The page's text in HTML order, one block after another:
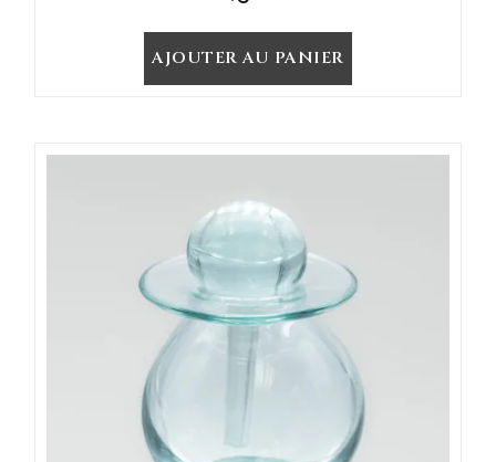
AJOUTER AU PANIER